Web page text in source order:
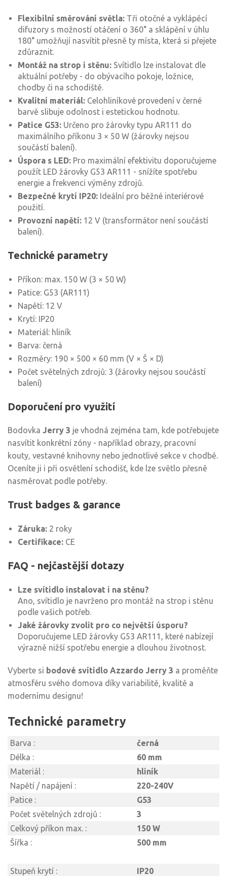
Flexibilní směrování světla: Tři otočné a vyklápěcí
difuzory s možností otáčení o 360° a sklápění v úhlu
180° umožňují nasvítit přesně ty místa, která si přejete
zdůraznit.
Montáž na strop i stěnu: Svítidlo lze instalovat dle
aktuální potřeby - do obývacího pokoje, ložnice,
chodby či na schodiště.
Kvalitní materiál: Celohliníkové provedení v černé
barvě slibuje odolnost i estetickou hodnotu.
Patice G53: Určeno pro žárovky typu AR111 do
maximálního příkonu 3 × 50 W (žárovky nejsou
součástí balení).
Úspora s LED: Pro maximální efektivitu doporučujeme
použít LED žárovky G53 AR111 - snížíte spotřebu
energie a frekvenci výměny zdrojů.
Bezpečné krytí IP20: Ideální pro běžné interiérové
použití.
Provozní napětí: 12 V (transformátor není součástí
balení).
Technické parametry
Příkon: max. 150 W (3 × 50 W)
Patice: G53 (AR111)
Napětí: 12 V
Krytí: IP20
Materiál: hliník
Barva: černá
Rozměry: 190 × 500 × 60 mm (V × Š × D)
Počet světelných zdrojů: 3 (žárovky nejsou součástí
balení)
Doporučení pro využití
Bodovka Jerry 3 je vhodná zejména tam, kde potřebujete
nasvítit konkrétní zóny - například obrazy, pracovní
kouty, vestavné knihovny nebo jednotlivé sekce v chodbě.
Oceníte ji i při osvětlení schodišť, kde lze světlo přesně
nasměrovat podle potřeby.
Trust badges & garance
Záruka: 2 roky
Certifikace: CE
FAQ - nejčastější dotazy
Lze svítidlo instalovat i na stěnu?
Ano, svítidlo je navrženo pro montáž na strop i stěnu
podle vašich potřeb.
Jaké žárovky zvolit pro co největší úsporu?
Doporučujeme LED žárovky G53 AR111, které nabízejí
výrazně nižší spotřebu energie a dlouhou životnost.
Vyberte si bodové svítidlo Azzardo Jerry 3 a proměňte
atmosféru svého domova díky variabilitě, kvalitě a
modernímu designu!
Technické parametry
Barva :
černá
Délka :
60 mm
Materiál :
hliník
Napětí / napájení :
220-240V
Patice :
G53
Počet světelných zdrojů :
3
Celkový příkon max. :
150 W
Šířka :
500 mm
Stupeň krytí :
IP20